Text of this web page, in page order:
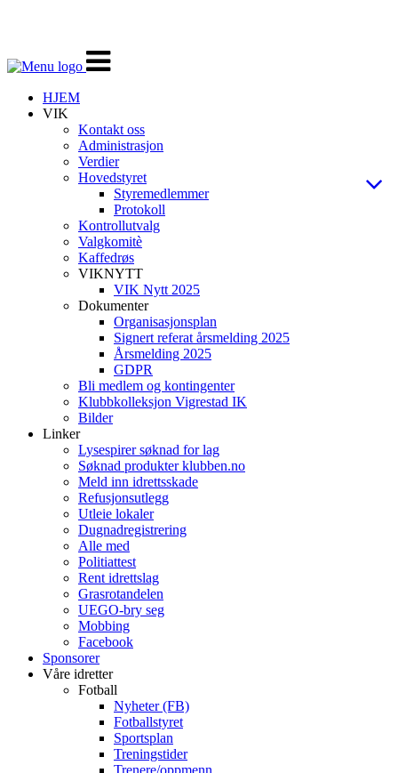
Veksle
navigasjon
HJEM
VIK
Kontakt oss
Administrasjon
Verdier
Hovedstyret
Styremedlemmer
Protokoll
Kontrollutvalg
Valgkomitè
Kaffedrøs
VIKNYTT
VIK Nytt 2025
Dokumenter
Organisasjonsplan
Signert referat årsmelding 2025
Årsmelding 2025
GDPR
Bli medlem og kontingenter
Klubbkolleksjon Vigrestad IK
Bilder
Linker
Lysespirer søknad for lag
Søknad produkter klubben.no
Meld inn idrettsskade
Refusjonsutlegg
Utleie lokaler
Dugnadregistrering
Alle med
Politiattest
Rent idrettslag
Grasrotandelen
UEGO-bry seg
Mobbing
Facebook
Sponsorer
Våre idretter
Fotball
Nyheter (FB)
Fotballstyret
Sportsplan
Treningstider
Trenere/oppmenn